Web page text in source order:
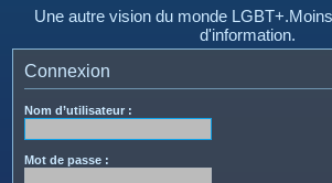
Une autre vision du monde
d'information.
Connexion
Nom d’utilisateur :
Mot de passe :